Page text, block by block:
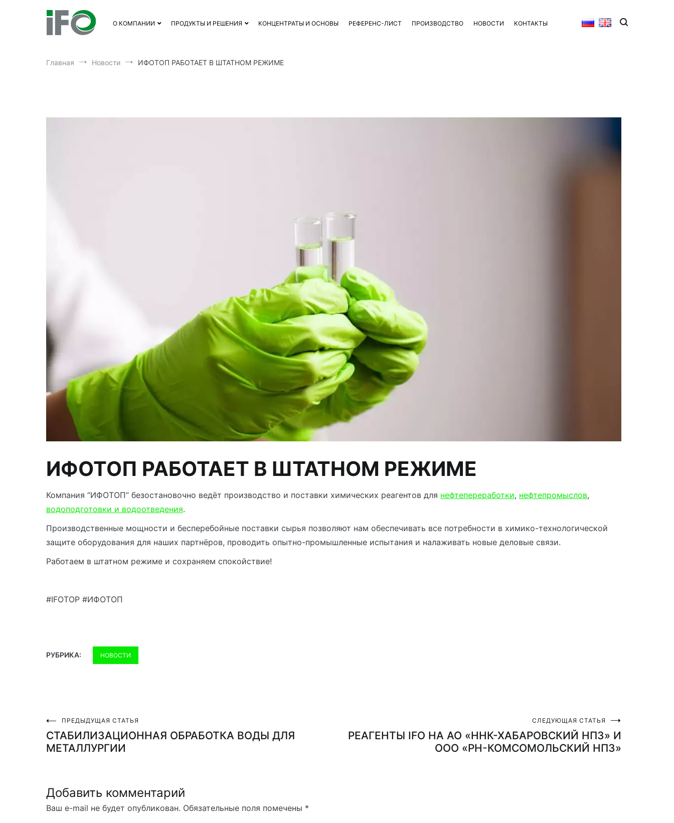
О КОМПАНИИ ПРОДУКТЫ И РЕШЕНИЯ КОНЦЕНТРАТЫ И ОСНОВЫ РЕФЕРЕНС-ЛИСТ ПРОИЗВОДСТВО НОВОСТИ КОНТАКТЫ
Главная Новости ИФОТОП РАБОТАЕТ В ШТАТНОМ РЕЖИМЕ
ИФОТОП РАБОТАЕТ В ШТАТНОМ РЕЖИМЕ
Компания “ИФОТОП” безостановочно ведёт производство и поставки химических реагентов для нефтепереработки, нефтепромыслов,
водоподготовки и водоотведения.
Производственные мощности и бесперебойные поставки сырья позволяют нам обеспечивать все потребности в химико-технологической
защите оборудования для наших партнёров, проводить опытно-промышленные испытания и налаживать новые деловые связи.
Работаем в штатном режиме и сохраняем спокойствие!
#IFOTOP #ИФОТОП
РУБРИКА: НОВОСТИ
Навигация
по
ПРЕДЫДУЩАЯ СТАТЬЯ
СТАБИЛИЗАЦИОННАЯ ОБРАБОТКА ВОДЫ ДЛЯ
МЕТАЛЛУРГИИ
СЛЕДУЮЩАЯ СТАТЬЯ
РЕАГЕНТЫ IFO НА АО «ННК-ХАБАРОВСКИЙ НПЗ» И
ООО «РН-КОМСОМОЛЬСКИЙ НПЗ»
Добавить комментарий
Ваш e-mail не будет опубликован. Обязательные поля помечены *